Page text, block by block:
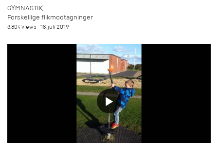
GYMNASTIK
Forskellige flikmodtagninger
3.804 views 18. juli 2019